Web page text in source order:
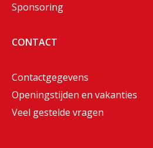
Sponsoring
CONTACT
Contactgegevens
Openingstijden en vakanties
Veel gestelde vragen